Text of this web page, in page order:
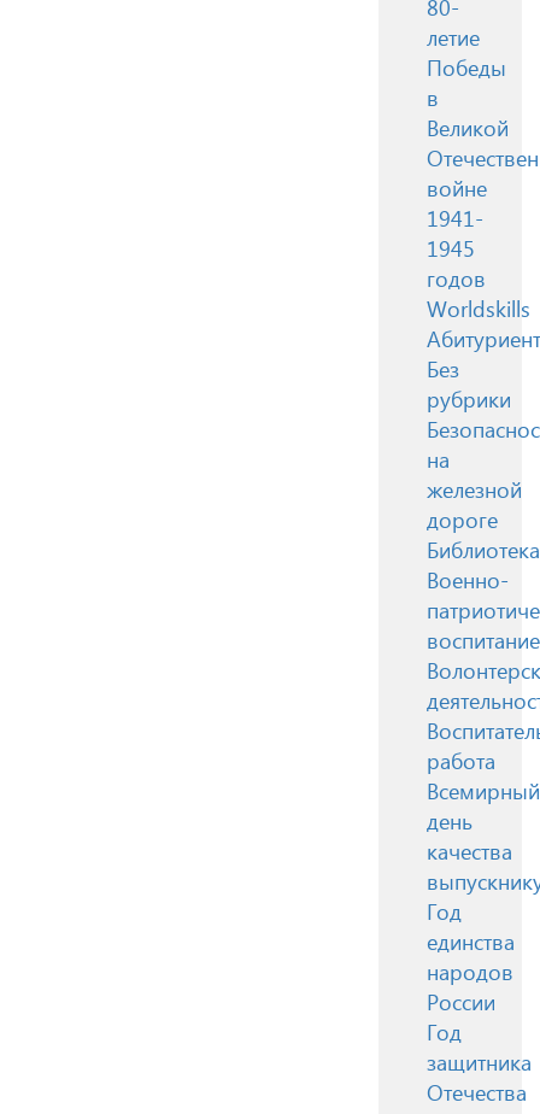
80-
летие
Победы
в
Великой
войне
1941-
1945
годов
Worldskills
Без
рубрики
на
железной
дороге
Библиотека
Военно-
воспитание
работа
Всемирный
день
качества
Год
единства
народов
России
Год
защитника
Отечества